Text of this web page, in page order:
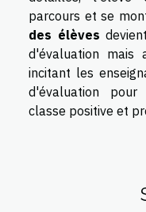
parcours et se
des élèves
d'évaluation mais
incitant les
d'évaluation
classe positive et